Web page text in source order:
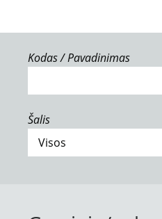
Kodas / Pavadinimas
Šalis